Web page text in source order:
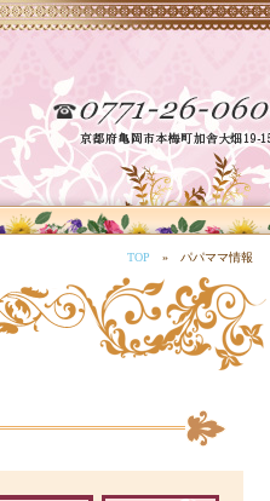
TOP » パパママ情報